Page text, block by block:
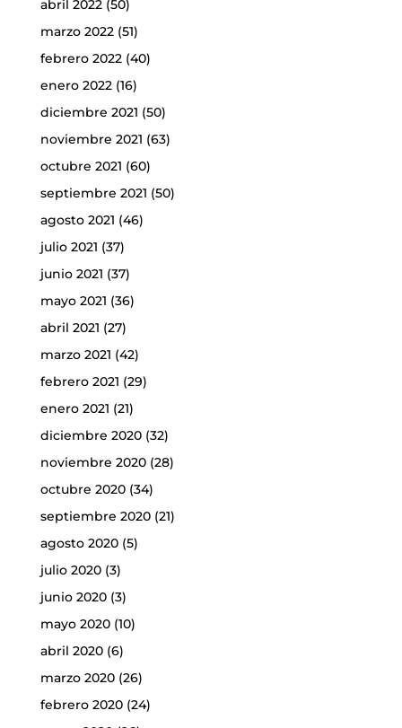
abril 2022(50)
marzo 2022(51)
febrero 2022(40)
enero 2022(16)
diciembre 2021 (50)
noviembre 2021 (63)
octubre 2021 (60)
septiembre 2021 (50)
agosto 2021 (46)
julio 2021 (37)
junio 2021 (37)
mayo 2021 (36)
abril 2021 (27)
marzo 2021 (42)
febrero 2021 (29)
enero 2021 (21)
diciembre 2020(32)
noviembre 2020(28)
octubre 2020(34)
septiembre 2020(21)
agosto 2020(5)
julio 2020(3)
junio 2020(3)
mayo 2020(10)
abril 2020(6)
marzo 2020(26)
febrero 2020(24)